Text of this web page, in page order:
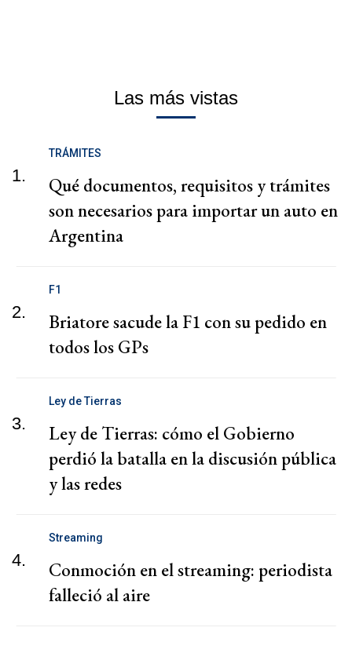
Las más vistas
1.
TRÁMITES
Qué documentos, requisitos y trámites
son necesarios para importar un auto en
Argentina
2.
F1
Briatore sacude la F1 con su pedido en
todos los GPs
3.
Ley de Tierras
Ley de Tierras: cómo el Gobierno
perdió la batalla en la discusión pública
y las redes
4.
Streaming
Conmoción en el streaming: periodista
falleció al aire